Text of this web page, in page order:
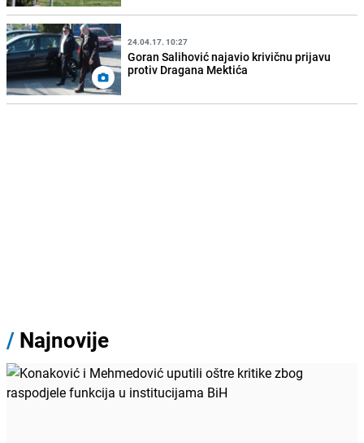
24.04.17. 10:27
Goran Salihović najavio krivičnu prijavu
protiv Dragana Mektića
/ Najnovije